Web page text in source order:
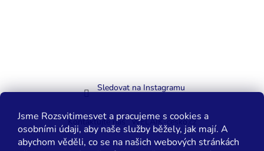
Jsme Rozsvitimesvet a pracujeme s cookies a
osobními údaji, aby naše služby běžely, jak mají. A
abychom věděli, co se na našich webových stránkách
Sledovat na Instagramu
Kontaktujte nás WELAIK-cesko.cz